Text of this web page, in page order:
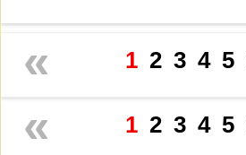
« 1 2 3 4 5
« 1 2 3 4 5